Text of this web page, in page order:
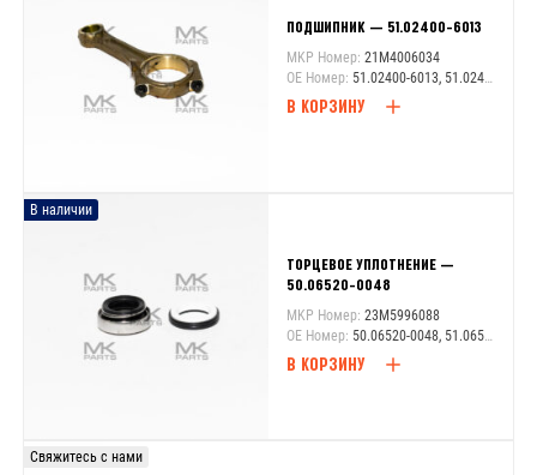
ПОДШИПНИК — 51.02400-6013
MKP Номер: 21M4006034
OE Номер: 51.02400-6013, 51.02400-6034, 51.02400-6036, 51.02400-6041, 51.02400-6293, 51.02401-6270, 51.02401-9198, 51.02401-9234
В КОРЗИНУ
В наличии
ТОРЦЕВОЕ УПЛОТНЕНИЕ —
50.06520-0048
MKP Номер: 23M5996088
OE Номер: 50.06520-0048, 51.06599-6088
В КОРЗИНУ
Свяжитесь с нами